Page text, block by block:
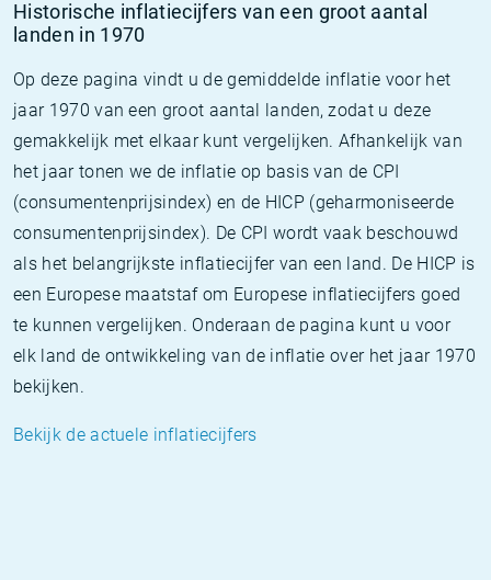
Historische inflatiecijfers van een groot aantal
landen in 1970
Op deze pagina vindt u de gemiddelde inflatie voor het
jaar 1970 van een groot aantal landen, zodat u deze
gemakkelijk met elkaar kunt vergelijken. Afhankelijk van
het jaar tonen we de inflatie op basis van de CPI
(consumentenprijsindex) en de HICP (geharmoniseerde
consumentenprijsindex). De CPI wordt vaak beschouwd
als het belangrijkste inflatiecijfer van een land. De HICP is
een Europese maatstaf om Europese inflatiecijfers goed
te kunnen vergelijken. Onderaan de pagina kunt u voor
elk land de ontwikkeling van de inflatie over het jaar 1970
bekijken.
Bekijk de actuele inflatiecijfers